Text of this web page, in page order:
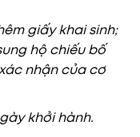
giấy khai sinh;
hộ chiếu bố
nhận của cơ
khởi hành.